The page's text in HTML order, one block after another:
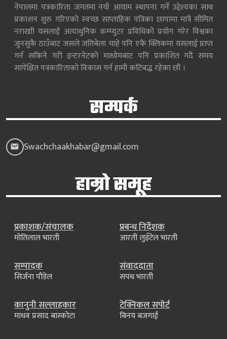
नेपालमा पत्रकारिता जगतमा नयाँ आयाम स्थापना गर्ने उद्देश्यका साथ
प्रकाशन शुरु गरिएको स्वच्छ साप्ताहिक पत्रिका छापामा मात्रै सीमित
नराखाी यसलाई अत्याधुनिक कम्प्युटर प्रविधिको प्रयोग गरेर विश्वका
जुनसुकै ठाउँबाट जसले जतिबेला चाहे पनि एकै क्लिकमा यसलाई प्राप्त
गर्न सकिने गरी इन्टरनेटको माध्येमबाट पनि प्रकाशित गदै समय
सापेक्षित पत्रकारिताको विकास गर्न हामी कटिबद्ध रहेका छौं ।
सम्पर्क
Swachchaakhabar@gmail.com
हाम्रो समूह
प्रकाशक/संचालक
मोतिलाल भारती
प्रबन्ध निर्देशक
आरती लुइँटेल भारती
सम्पादक
सिर्जना पौडेल
संवाददाता
सपथ भारती
कानुनी सल्लाहकार
माधव प्रसाद बास्कोटा
टेक्निकल सपोर्ट
बिनय बजगाईं